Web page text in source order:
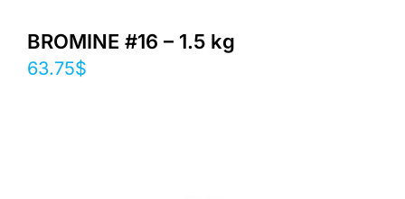
BROMINE #16 – 1.5 kg
63.75$